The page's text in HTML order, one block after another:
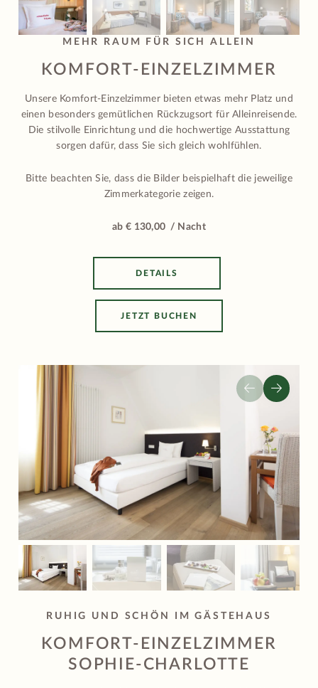
KOMFORT-EINZELZIMMER
MEHR RAUM FÜR SICH ALLEIN
Unsere Komfort-Einzelzimmer bieten etwas mehr Platz und
einen besonders gemütlichen Rückzugsort für Alleinreisende.
Die stilvolle Einrichtung und die hochwertige Ausstattung
sorgen dafür, dass Sie sich gleich wohlfühlen.
Bitte beachten Sie, dass die Bilder beispielhaft die jeweilige
Zimmerkategorie zeigen.
ab € 130,00 / Nacht
DETAILS
JETZT BUCHEN
KOMFORT-EINZELZIMMER
SOPHIE-CHARLOTTE
RUHIG UND SCHÖN IM GÄSTEHAUS